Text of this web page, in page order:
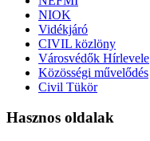
NIOK
Vidékjáró
CIVIL közlöny
Városvédők Hírlevele
Közösségi művelődés
Civil Tükör
Hasznos oldalak